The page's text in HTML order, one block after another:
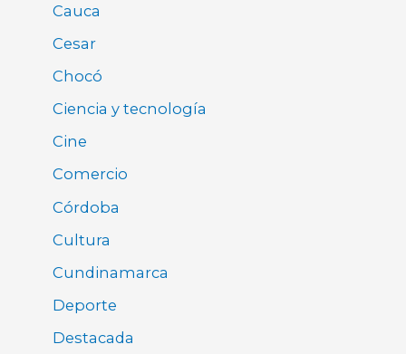
Cauca
Cesar
Chocó
Ciencia y tecnología
Cine
Comercio
Córdoba
Cultura
Cundinamarca
Deporte
Destacada